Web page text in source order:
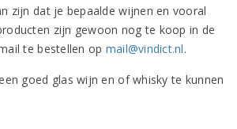
zijn dat je bepaalde wijnen en vooral
zijn gewoon nog te koop in de
te bestellen op mail@vindict.nl.
goed glas wijn en of whisky te kunnen